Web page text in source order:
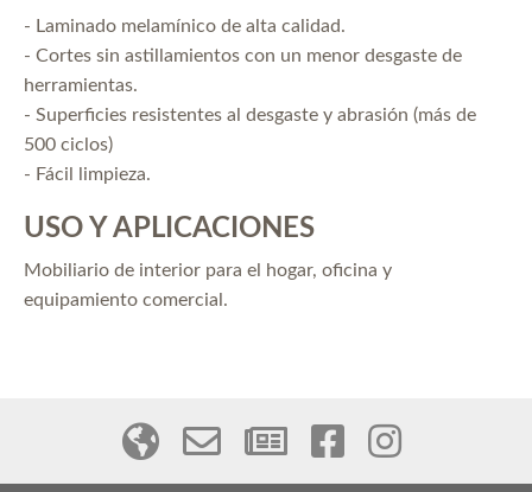
- Laminado melamínico de alta calidad.
- Cortes sin astillamientos con un menor desgaste de
herramientas.
- Superficies resistentes al desgaste y abrasión (más de
500 ciclos)
- Fácil limpieza.
USO Y APLICACIONES
Mobiliario de interior para el hogar, oficina y
equipamiento comercial.